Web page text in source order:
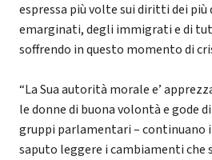
espressa più volte sui diritti dei più
emarginati, degli immigrati e di
soffrendo in questo momento di
“La Sua autorità morale e’
le donne di buona volontà e gode
gruppi parlamentari – continuano
saputo leggere i cambiamenti che